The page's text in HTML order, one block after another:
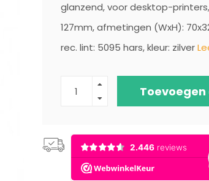
glanzend, voor desktop-
127mm, afmetingen (WxH):
rec. lint: 5095 hars, kleur: zilver